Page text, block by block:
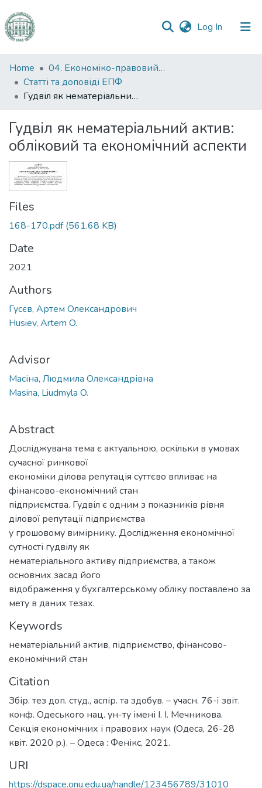
Log In (current)
Communities
&
Collections
Statistics
Home
04. Економіко-правовий факультет
Статті та доповіді ЕПФ
Гудвіл як нематеріальний актив: обліковий та економічний аспекти
Гудвіл як нематеріальний актив:
обліковий та економічний аспекти
Files
168-170.pdf(561.68 KB)
Date
2021
Authors
Гусєв, Артем Олександрович
Husiev, Artem O.
Advisor
Масіна, Людмила Олександрівна
Masina, Liudmyla O.
Abstract
Досліджувана тема є актуальною, оскільки в умовах
сучасної ринкової
економіки ділова репутація суттєво впливає на
фінансово-економічний стан
підприємства. Гудвіл є одним з показників рівня
ділової репутації підприємства
у грошовому вимірнику. Дослідження економічної
сутності гудвілу як
нематеріального активу підприємства, а також
основних засад його
відображення у бухгалтерському обліку поставлено за
мету в даних тезах.
Keywords
нематеріальний актив, підприємство, фінансово-
економічний стан
Citation
Збір. тез доп. студ., аспір. та здобув. – учасн. 76-ї звіт.
конф. Одеського нац. ун-ту імені І. І. Мечникова.
Секція економічних і правових наук (Одеса, 26-28
квіт. 2020 р.). – Одеса : Фенікс, 2021.
URI
https://dspace.onu.edu.ua/handle/123456789/31010